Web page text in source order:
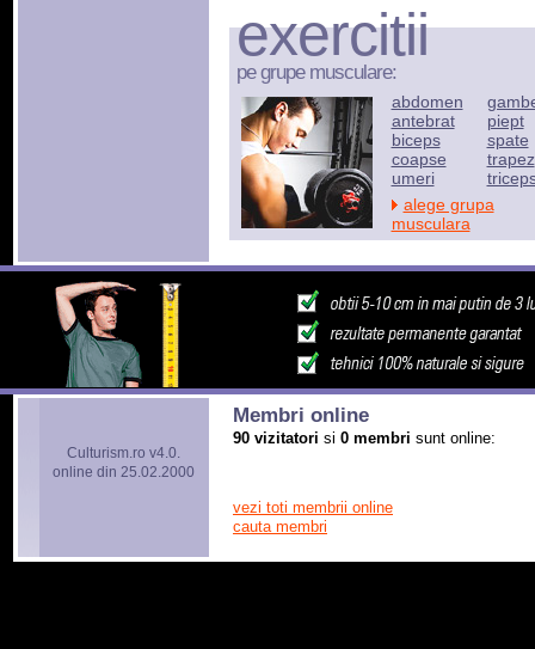
exercitii
pe grupe musculare:
abdomen
antebrat
biceps
coapse
umeri
piept
spate
trapez
alege grupa
musculara
Culturism.ro v4.0.
online din 25.02.2000
Membri online
90 vizitatori si 0 membri sunt online:
vezi toti membrii online
cauta membri